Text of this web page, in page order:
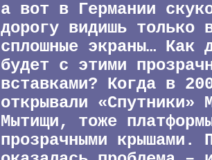
а вот в Германии
дорогу видишь только
сплошные экраны… Как
будет с этими
вставками? Когда в
открывали «Спутники»
Мытищи, тоже
прозрачными крышами.